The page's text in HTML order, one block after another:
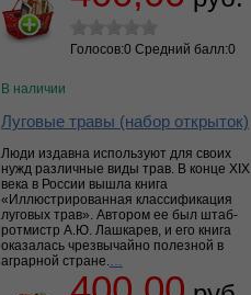
Голосов:0 Средний балл:0
В наличии
Луговые травы (набор открыток)
Люди издавна используют для своих
нужд различные виды трав. В конце XIX
века в России вышла книга
«Иллюстрированная классификация
луговых трав». Автором ее был штаб-
ротмистр А.Ю. Лашкарев, и его книга
оказалась чрезвычайно полезной в
аграрной стране.…